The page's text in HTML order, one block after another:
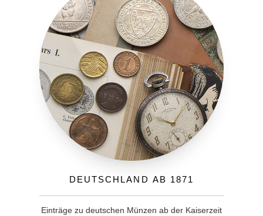
Deutschland ab 1871
Einträge zu deutschen Münzen ab der Kaiserzeit